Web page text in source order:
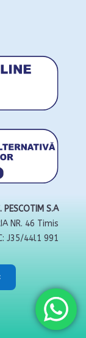
PESCOTIM S.A
NR. 46 Timis
J35/44l1 991